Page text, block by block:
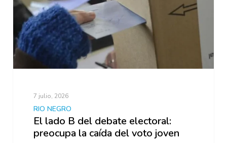
7 julio, 2026
RIO NEGRO
El lado B del debate electoral:
preocupa la caída del voto joven